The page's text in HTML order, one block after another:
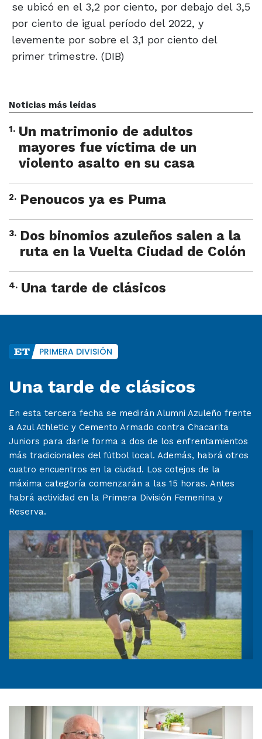
se ubicó en el 3,2 por ciento, por debajo del 3,5
por ciento de igual período del 2022, y
levemente por sobre el 3,1 por ciento del
primer trimestre. (DIB)
Noticias más leídas
1. Un matrimonio de adultos
mayores fue víctima de un
violento asalto en su casa
2. Penoucos ya es Puma
3. Dos binomios azuleños salen a la
ruta en la Vuelta Ciudad de Colón
4. Una tarde de clásicos
PRIMERA DIVISIÓN
Una tarde de clásicos
En esta tercera fecha se medirán Alumni Azuleño frente
a Azul Athletic y Cemento Armado contra Chacarita
Juniors para darle forma a dos de los enfrentamientos
más tradicionales del fútbol local. Además, habrá otros
cuatro encuentros en la ciudad. Los cotejos de la
máxima categoría comenzarán a las 15 horas. Antes
habrá actividad en la Primera División Femenina y
Reserva.